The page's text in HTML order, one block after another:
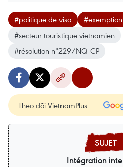
#politique de visa
#secteur touristique vietnamien
#résolution n°229/NQ-CP
Theo dõi VietnamPlus
Intégration